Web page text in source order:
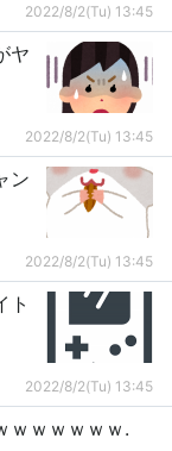
2022/8/2(Tu) 13:45
ヤ
2022/8/2(Tu) 13:45
ン
2022/8/2(Tu) 13:45
ト
2022/8/2(Tu) 13:45
ｗｗｗｗｗｗ.